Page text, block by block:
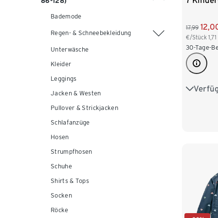
Bademode
Regen- & Schneebekleidung
Unterwäsche
Kleider
Leggings
Jacken & Westen
Pullover & Strickjacken
Schlafanzüge
Hosen
Strumpfhosen
Schuhe
Shirts & Tops
Socken
Röcke
17,99
€/Stück 1,71
30-Tage-
86/92